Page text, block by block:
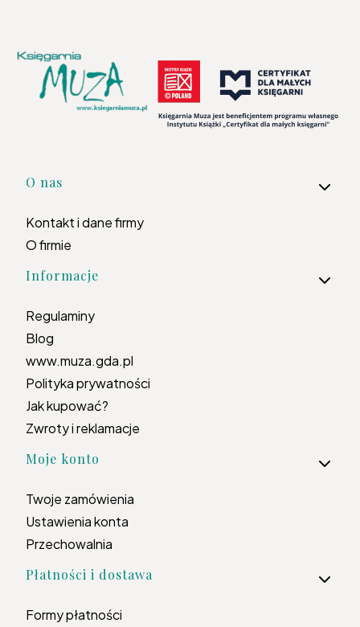
Linki w stopce
O nas
Kontakt i dane firmy
O firmie
Informacje
Regulaminy
Blog
www.muza.gda.pl
Polityka prywatności
Jak kupować?
Zwroty i reklamacje
Moje konto
Twoje zamówienia
Ustawienia konta
Przechowalnia
Płatności i dostawa
Formy płatności